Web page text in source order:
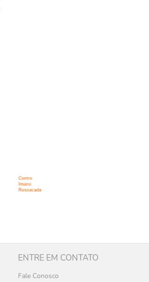
Centro
Imarui
Ressacada
ENTRE EM CONTATO
Fale Conosco